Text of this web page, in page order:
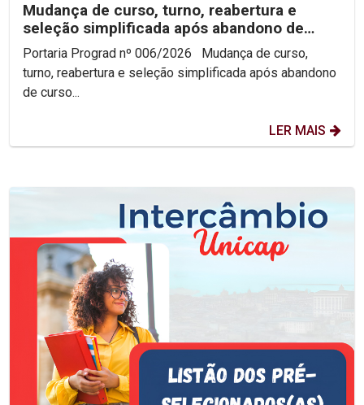
Mudança de curso, turno, reabertura e
seleção simplificada após abandono de
curso 2026.2
Portaria Prograd nº 006/2026 Mudança de curso,
turno, reabertura e seleção simplificada após abandono
de curso...
LER MAIS